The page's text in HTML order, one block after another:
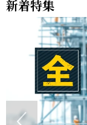
新着特集